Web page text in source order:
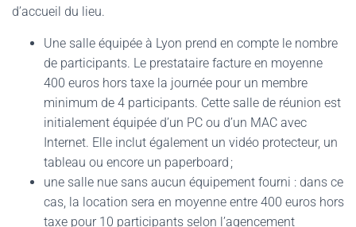
d’accueil du lieu.
Une salle équipée à Lyon prend en compte le nombre
de participants. Le prestataire facture en moyenne
400 euros hors taxe la journée pour un membre
minimum de 4 participants. Cette salle de réunion est
initialement équipée d’un PC ou d’un MAC avec
Internet. Elle inclut également un vidéo protecteur, un
tableau ou encore un paperboard ;
une salle nue sans aucun équipement fourni : dans ce
cas, la location sera en moyenne entre 400 euros hors
taxe pour 10 participants selon l’agencement